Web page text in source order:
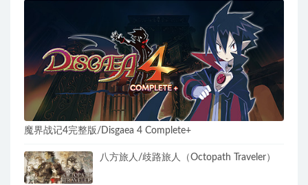
魔界战记4完整版/Disgaea 4 Complete+
八方旅人/歧路旅人（Octopath Traveler）